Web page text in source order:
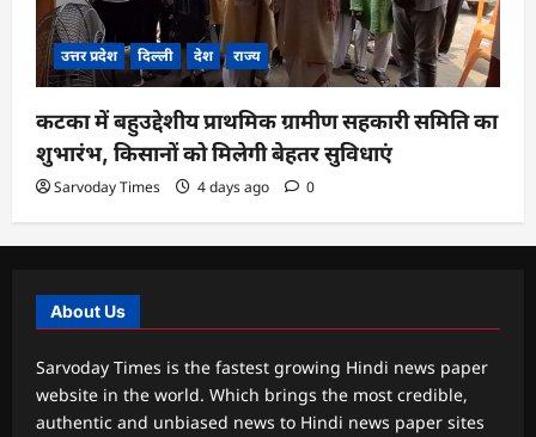
उत्तर प्रदेश दिल्ली देश राज्य
कटका में बहुउद्देशीय प्राथमिक ग्रामीण सहकारी समिति का
शुभारंभ, किसानों को मिलेगी बेहतर सुविधाएं
Sarvoday Times 4 days ago 0
About Us
Sarvoday Times is the fastest growing Hindi news paper
website in the world. Which brings the most credible,
authentic and unbiased news to Hindi news paper sites